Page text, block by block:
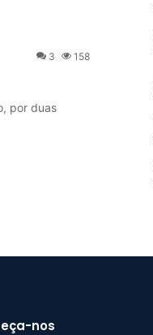
3 158
por duas
nos